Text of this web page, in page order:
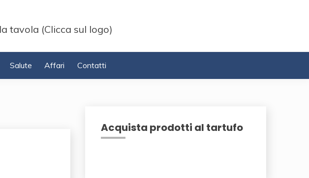
tavola (Clicca sul logo)
Salute Affari Contatti
Acquista prodotti al tartufo